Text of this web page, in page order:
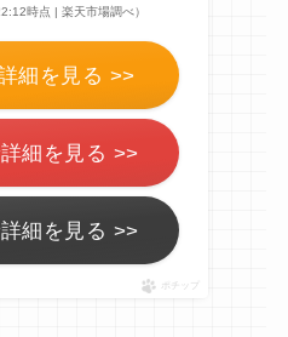
時点 | 楽天市場調べ）
細を見る >>
細を見る >>
細を見る >>
ポチップ